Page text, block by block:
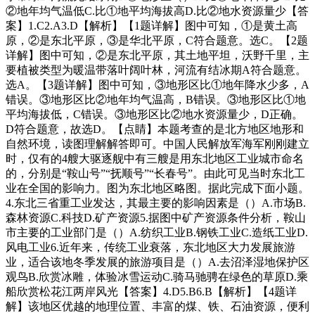
②地年均气温低C.比①地平均海拔高D.比②地水资源量少【答
案】1.C2.A3.D【解析】【1题详解】图中可知，①是黄土高
原，②是东北平原，③是华北平原，C符合题意。选C。【2题
详解】图中可知，②是东北平原，其土地平坦，沃野千里，主
要植被类型为暖温带落叶阔叶林，河流有结冰期A符合题意。
选A。【3题详解】图中可知，③地形区比①地年降水少多，A
错误。③地形区比②地年均气温高，B错误。③地形区比①地
平均海拔低，C错误。③地形区比②地水资源量少，D正确。
D符合题意，故选D。【点睛】本题考查的是北方地区地形和
自然环境，读图理解解答即可。中国人民解放军海军刚刚建立
时，仅有的4艘大驱逐舰中有三艘是用东北地区工业城市命名
的，分别是“鞍山号”“抚顺号”“长春号”。由此可见当时东北工
业在全国的影响力。图为东北地区略图。据此完成下面小题。
4.东北三省重工业发达，其最主要的影响因素是（）A.市场B.
森林资源C.科技D.矿产资源5.据图中矿产资源条件分析，鞍山
市主要的工业部门是（）A.纺织工业B.钢铁工业C.造纸工业D.
风电工业6.近年来，传统工业衰落，东北地区大力发展旅游
业，适合该地冬季发展的旅游项目是（）A.去沼泽湿地保护区
观鸟B.欣赏冰雕，体验冰雪运动C.骑马驰骋在绿色的草原D.乘
船欣赏松花江两岸风光【答案】4.D5.B6.B【解析】【4题详
解】该地区优越的地理位置、丰富的煤、铁、石油资源，便利